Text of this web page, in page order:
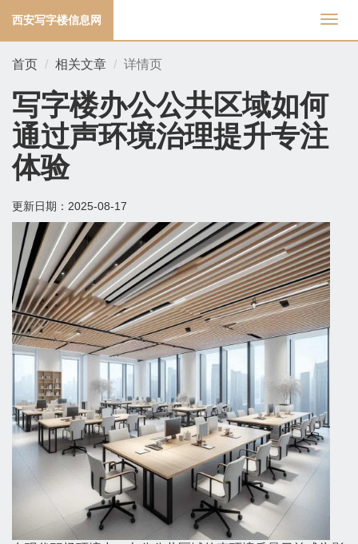
切
换
西安写字楼信息网
首页 相关文章 详情页
写字楼办公公共区域如何
通过声环境治理提升专注
体验
更新日期： 2025-08-17